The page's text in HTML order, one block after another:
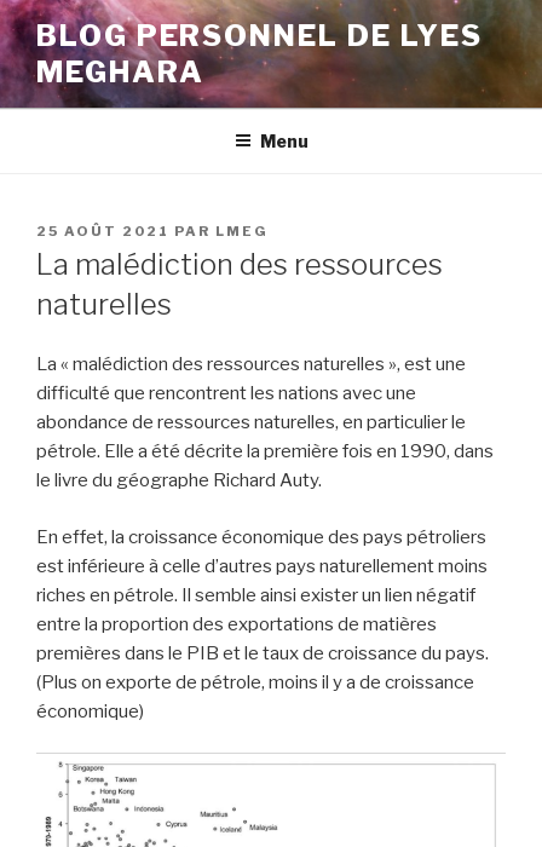
Aller
au
contenu
principal
BLOG PERSONNEL DE LYES
MEGHARA
Menu
PUBLIÉ
LE
25 AOÛT 2021 PAR LMEG
La malédiction des ressources
naturelles
La « malédiction des ressources naturelles », est une
difficulté que rencontrent les nations avec une
abondance de ressources naturelles, en particulier le
pétrole. Elle a été décrite la première fois en 1990, dans
le livre du géographe Richard Auty.
En effet, la croissance économique des pays pétroliers
est inférieure à celle d’autres pays naturellement moins
riches en pétrole. Il semble ainsi exister un lien négatif
entre la proportion des exportations de matières
premières dans le PIB et le taux de croissance du pays.
(Plus on exporte de pétrole, moins il y a de croissance
économique)